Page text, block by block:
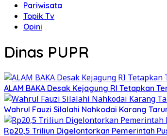
Pariwisata
Topik Tv
Opini
Dinas PUPR
ALAM BAKA Desak Kejagung RI Tetapkan
Wahrul Fauzi Silalahi Nahkodai Karang
Rp20,5 Triliun Digelontorkan Pemerintah